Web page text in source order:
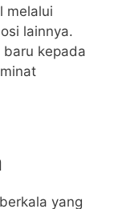
melalui
lainnya.
kepada
yang